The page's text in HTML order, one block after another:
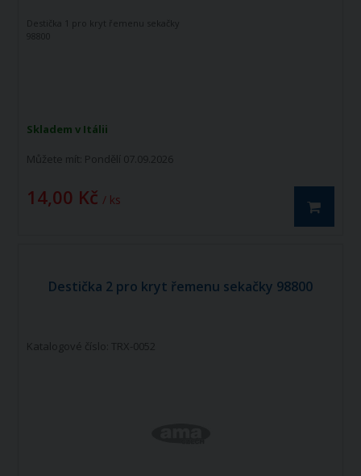
Skladem v Itálii
Můžete mít: Pondělí 07.09.2026
14,00 Kč / ks
Destička 1 pro kryt řemenu sekačky
98800
Destička 2 pro kryt řemenu sekačky 98800
Katalogové číslo: TRX-0052